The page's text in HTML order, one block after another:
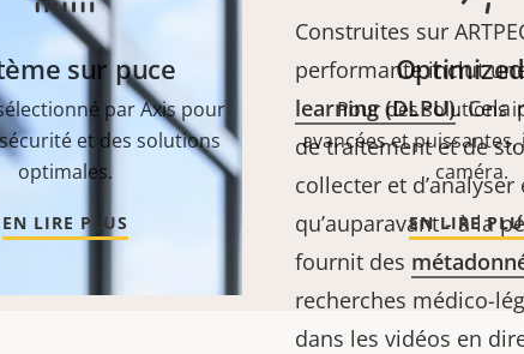
Construites sur
performante inclut
learning (DLPU). Cela
de traitement et de
collecter et
qu’auparavant - à la
fournit des
recherches médico-
dans les vidéos en
sur puce
par Axis pour
et des solutions
optimales.
EN LIRE PLUS
Pour des solutions
avancées et puissantes,
caméra.
EN LIRE